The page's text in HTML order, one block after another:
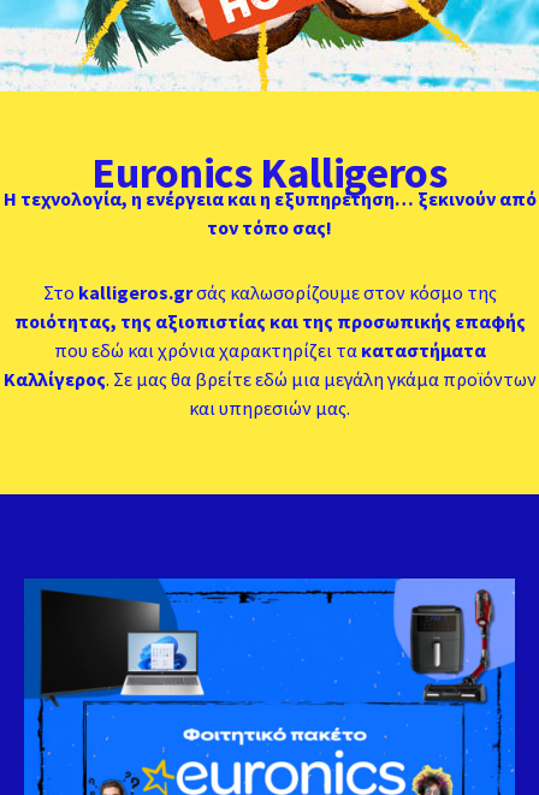
KALLIGEROS ENERGY
Euronics Kalligeros
Η τεχνολογία, η ενέργεια και η εξυπηρέτηση… ξεκινούν από
τον τόπο σας!
Στο kalligeros.grσάς καλωσορίζουμε στον κόσμο της
ποιότητας, της αξιοπιστίας και της προσωπικής επαφής
που εδώ και χρόνια χαρακτηρίζει τακαταστήματα
Καλλίγερος. Σε μας θα βρείτε εδώ μια μεγάλη γκάμα προϊόντων
και υπηρεσιών μας.